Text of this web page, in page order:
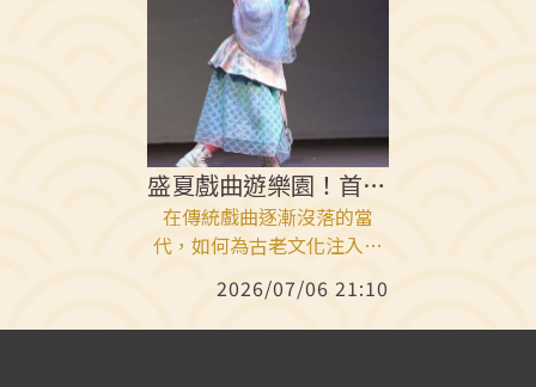
盛夏戲曲遊樂園！首屆兒童戲曲藝術節登場
在傳統戲曲逐漸沒落的當
代，如何為古老文化注入新
主辦、著名劇評人吳岳霖策
劃的首屆「2026兒童戲曲藝
2026/07/06 21:10